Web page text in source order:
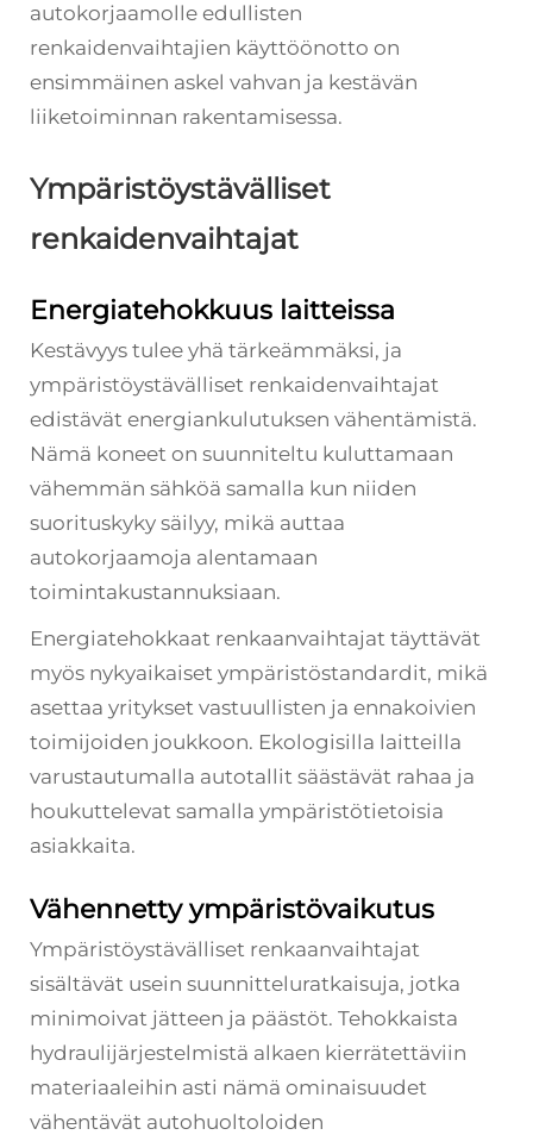
autokorjaamolle edullisten
renkaidenvaihtajien käyttöönotto on
ensimmäinen askel vahvan ja kestävän
liiketoiminnan rakentamisessa.
Ympäristöystävälliset
renkaidenvaihtajat
Energiatehokkuus laitteissa
Kestävyys tulee yhä tärkeämmäksi, ja
ympäristöystävälliset renkaidenvaihtajat
edistävät energiankulutuksen vähentämistä.
Nämä koneet on suunniteltu kuluttamaan
vähemmän sähköä samalla kun niiden
suorituskyky säilyy, mikä auttaa
autokorjaamoja alentamaan
toimintakustannuksiaan.
Energiatehokkaat renkaanvaihtajat täyttävät
myös nykyaikaiset ympäristöstandardit, mikä
asettaa yritykset vastuullisten ja ennakoivien
toimijoiden joukkoon. Ekologisilla laitteilla
varustautumalla autotallit säästävät rahaa ja
houkuttelevat samalla ympäristötietoisia
asiakkaita.
Vähennetty ympäristövaikutus
Ympäristöystävälliset renkaanvaihtajat
sisältävät usein suunnitteluratkaisuja, jotka
minimoivat jätteen ja päästöt. Tehokkaista
hydraulijärjestelmistä alkaen kierrätettäviin
materiaaleihin asti nämä ominaisuudet
vähentävät autohuoltoloiden